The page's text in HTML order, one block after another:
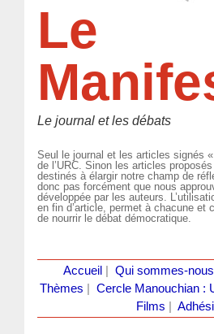
Le
Le journal et les débats
Seul le journal et les articles signés
de l’URC. Sinon les articles
destinés à élargir notre champ de
donc pas forcément que nous
développée par les auteurs.
en fin d’article, permet à chacune et
de nourrir le débat démocratique.
Accueil Qui sommes-
Thèmes
Cercle Manouchian :
Films